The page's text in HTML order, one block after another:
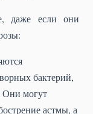
даже если они
бактерий,
Они могут
астмы, а